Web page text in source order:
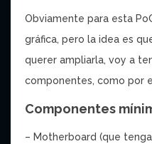
Obviamente para esta
gráfica, pero la idea es
querer ampliarla, voy a
componentes, como por
Componentes
– Motherboard (que tenga